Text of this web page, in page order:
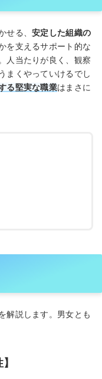
せる、安定した組織の
を支えるサポート的な
人当たりが良く、観察
まくやっていけるでし
る堅実な職業はまさに
解説します。男女とも